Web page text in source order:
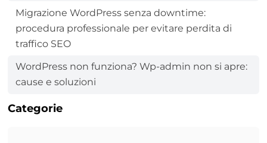
Migrazione WordPress senza downtime:
procedura professionale per evitare perdita di
traffico SEO
WordPress non funziona? Wp-admin non si apre:
cause e soluzioni
Categorie